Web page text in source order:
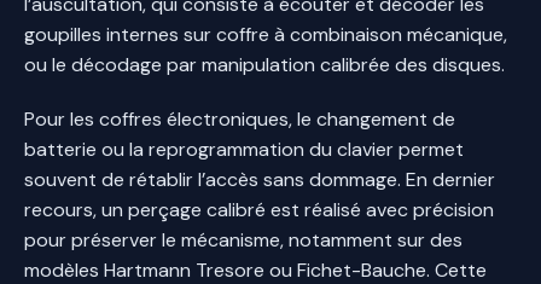
goupilles internes sur coffre à combinaison mécanique,
ou le décodage par manipulation calibrée des disques.
Pour les coffres électroniques, le changement de
batterie ou la reprogrammation du clavier permet
souvent de rétablir l’accès sans dommage. En dernier
recours, un perçage calibré est réalisé avec précision
pour préserver le mécanisme, notamment sur des
modèles Hartmann Tresore ou Fichet-Bauche. Cette